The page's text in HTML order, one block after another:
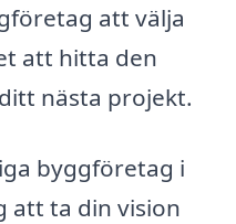
att välja
att hitta den
nästa projekt.
byggföretag i
att ta din vision